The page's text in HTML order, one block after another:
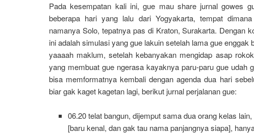
Pada kesempatan kali ini, gue mau share jurnal gowes
beberapa hari yang lalu dari Yogyakarta, tempat
namanya Solo, tepatnya pas di Kraton, Surakarta. Dengan
ini adalah simulasi yang gue lakuin setelah lama gue enggak
yaaaah maklum, setelah kebanyakan mengidap asap
yang membuat gue ngerasa kayaknya paru-paru gue udah
bisa memformatnya kembali dengan agenda dua hari
biar gak kaget kagetan lagi, berikut jurnal perjalanan gue:
06.20 telat bangun, dijemput sama dua orang kelas
[baru kenal, dan gak tau nama panjangnya siapa],